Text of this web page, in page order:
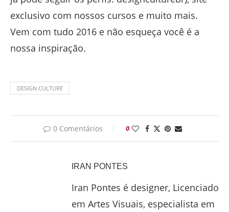
exclusivo com nossos cursos e muito mais.
Vem com tudo 2016 e não esqueça você é a
nossa inspiração.
DESIGN CULTURE
0 Comentários 0
IRAN PONTES
Iran Pontes é designer, Licenciado
em Artes Visuais, especialista em